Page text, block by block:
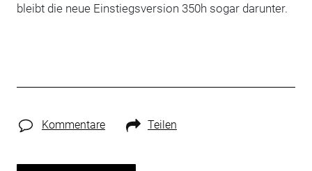
bleibt die neue Einstiegsversion 350h sogar darunter.
Kommentare Teilen